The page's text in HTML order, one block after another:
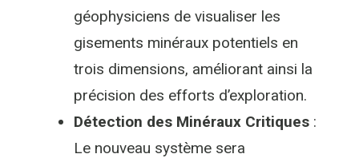
géophysiciens de visualiser les
gisements minéraux potentiels en
trois dimensions, améliorant ainsi la
précision des efforts d’exploration.
Détection des Minéraux Critiques :
Le nouveau système sera